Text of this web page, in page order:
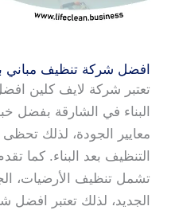
افضل شركة تنظيف مباني
تعتبر شركة لايف كلين
البناء في الشارقة بفضل
معايير الجودة، لذلك
التنظيف بعد البناء. كما
تشمل تنظيف الأرضيات،
الجديد، لذلك تعتبر افضل